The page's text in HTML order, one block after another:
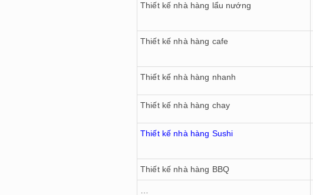
Thiết kế nhà hàng lẩu nướng
Thiết kế nhà hàng cafe
Thiết kế nhà hàng nhanh
Thiết kế nhà hàng chay
Thiết kế nhà hàng Sushi
Thiết kế nhà hàng BBQ
…